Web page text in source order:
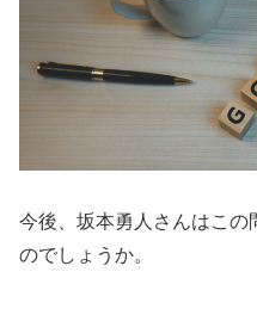
今後、坂本勇人さんはこの
のでしょうか。